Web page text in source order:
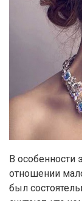
В особенности
отношении
был